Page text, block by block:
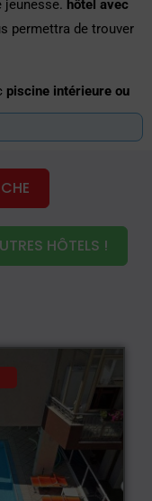
jeunesse. hôtel avec
permettra de trouver
piscine intérieure ou
des moments
panoramique, ou
où des chambres
piscines dans
de la journée.
HÔTELS !